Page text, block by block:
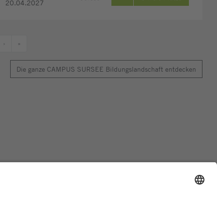
20.04.2027
› »
Die ganze CAMPUS SURSEE Bildungslandschaft entdecken